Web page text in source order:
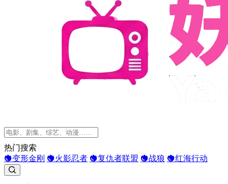
热门搜索
变形金刚
火影忍者 复仇者联盟 战狼 红海行动